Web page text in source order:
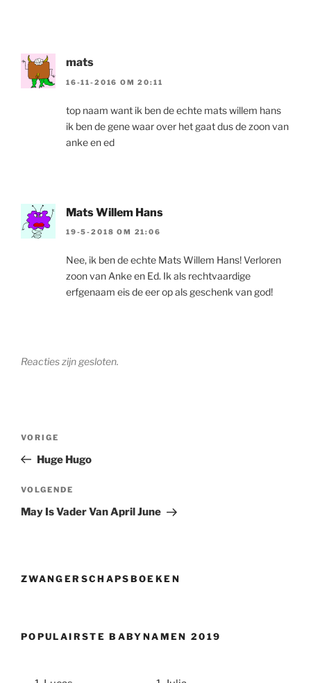
mats
16-11-2016 OM 20:11
top naam want ik ben de echte mats willem hans
ik ben de gene waar over het gaat dus de zoon van
anke en ed
Mats Willem Hans
19-5-2018 OM 21:06
Nee, ik ben de echte Mats Willem Hans! Verloren
zoon van Anke en Ed. Ik als rechtvaardige
erfgenaam eis de eer op als geschenk van god!
Reacties zijn gesloten.
Vorig
bericht
VORIGE
Huge Hugo
Volgend
bericht
VOLGENDE
May Is Vader Van April June
ZWANGERSCHAPSBOEKEN
POPULAIRSTE BABYNAMEN 2019